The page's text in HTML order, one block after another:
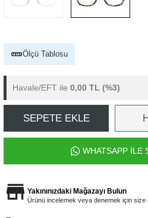
Ölçü Tablosu
Havale/EFT ile 0,00 TL (%3)
SEPETE EKLE
WHATSAPP İLE
Yakınınızdaki Mağazayı Bulun
Ürünü incelemek veya denemek için size